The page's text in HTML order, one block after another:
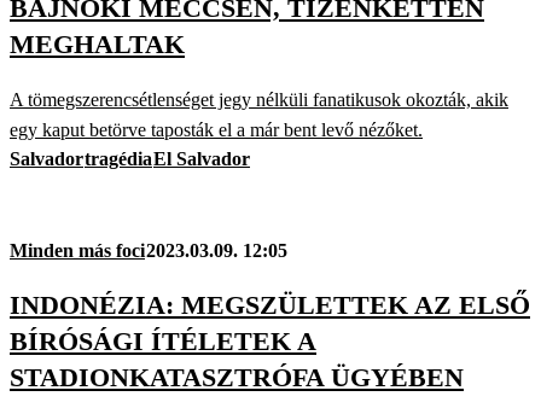
BAJNOKI MECCSEN, TIZENKETTEN
MEGHALTAK
A tömegszerencsétlenséget jegy nélküli fanatikusok okozták, akik
egy kaput betörve taposták el a már bent levő nézőket.
SalvadortragédiaEl Salvador
Minden más foci2023.03.09. 12:05
INDONÉZIA: MEGSZÜLETTEK AZ ELSŐ
BÍRÓSÁGI ÍTÉLETEK A
STADIONKATASZTRÓFA ÜGYÉBEN